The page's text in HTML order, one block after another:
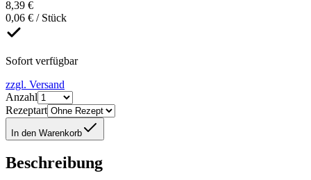
8,39 €
0,06 € / Stück
Sofort verfügbar
zzgl. Versand
Anzahl
Rezeptart
In den Warenkorb
Beschreibung